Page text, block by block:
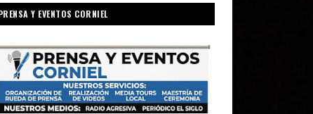
Y EVENTOS CORNIEL